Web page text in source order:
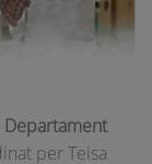
Departament
per Teisa